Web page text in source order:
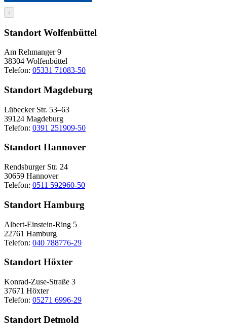
‹
Standort Wolfenbüttel
Am Rehmanger 9
38304 Wolfenbüttel
Telefon: 05331 71083-50
Standort Magdeburg
Lübecker Str. 53–63
39124 Magdeburg
Telefon: 0391 251909-50
Standort Hannover
Rendsburger Str. 24
30659 Hannover
Telefon: 0511 592960-50
Standort Hamburg
Albert-Einstein-Ring 5
22761 Hamburg
Telefon: 040 788776-29
Standort Höxter
Konrad-Zuse-Straße 3
37671 Höxter
Telefon: 05271 6996-29
Standort Detmold